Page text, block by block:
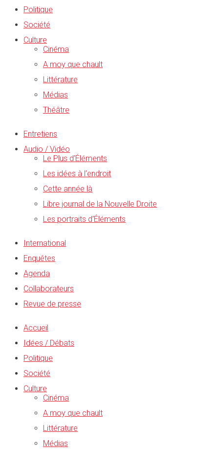
Politique
Société
Culture
Cinéma
A moy que chault
Littérature
Médias
Théâtre
Entretiens
Audio / Vidéo
Le Plus d’Éléments
Les idées à l’endroit
Cette année là
Libre journal de la Nouvelle Droite
Les portraits d’Éléments
International
Enquêtes
Agenda
Collaborateurs
Revue de presse
Accueil
Idées / Débats
Politique
Société
Culture
Cinéma
A moy que chault
Littérature
Médias